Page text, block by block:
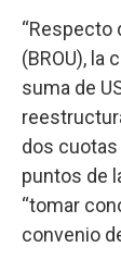
“Respecto
(BROU), la
suma de
dos cuotas
puntos de
“tomar
convenio